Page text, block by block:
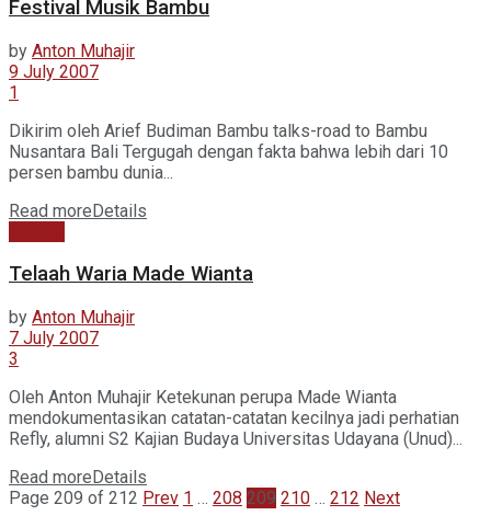
Festival Musik Bambu
by Anton Muhajir
9 July 2007
1
Dikirim oleh Arief Budiman Bambu talks-road to Bambu
Nusantara Bali Tergugah dengan fakta bahwa lebih dari 10
persen bambu dunia...
Read moreDetails
Telaah Waria Made Wianta
by Anton Muhajir
7 July 2007
3
Oleh Anton Muhajir Ketekunan perupa Made Wianta
mendokumentasikan catatan-catatan kecilnya jadi perhatian
Refly, alumni S2 Kajian Budaya Universitas Udayana (Unud)...
Read moreDetails
Page 209 of 212 Prev 1 … 208 209 210 … 212 Next